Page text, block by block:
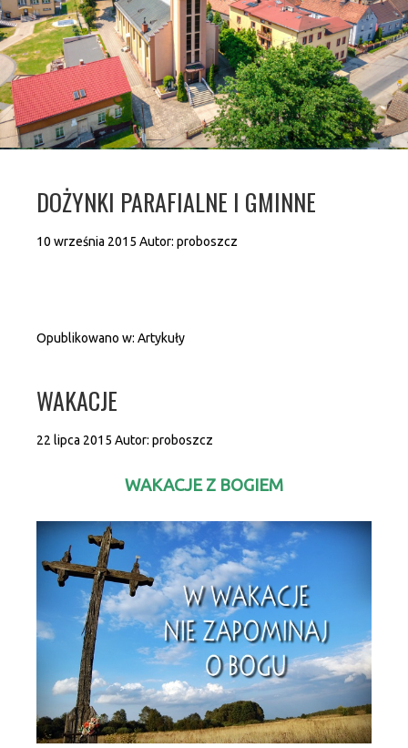
DOŻYNKI PARAFIALNE I GMINNE
10 września 2015 Autor: proboszcz
Opublikowano w: Artykuły
WAKACJE
22 lipca 2015 Autor: proboszcz
WAKACJE Z BOGIEM